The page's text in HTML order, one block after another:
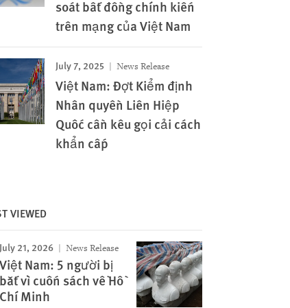
soát bất đồng chính kiến
trên mạng của Việt Nam
July 7, 2025 News Release
Việt Nam: Đợt Kiểm định
Nhân quyền Liên Hiệp
Quốc cần kêu gọi cải cách
khẩn cấp
VIEWED
July 21, 2026 News Release
Việt Nam: 5 người bị
bắt vì cuốn sách về Hồ
Chí Minh